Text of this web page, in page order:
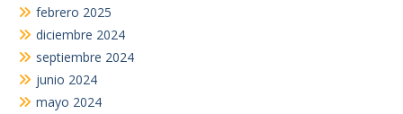
febrero 2025
diciembre 2024
septiembre 2024
junio 2024
mayo 2024